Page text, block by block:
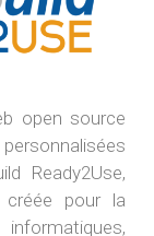
open source
Ready2Use,
créée pour la